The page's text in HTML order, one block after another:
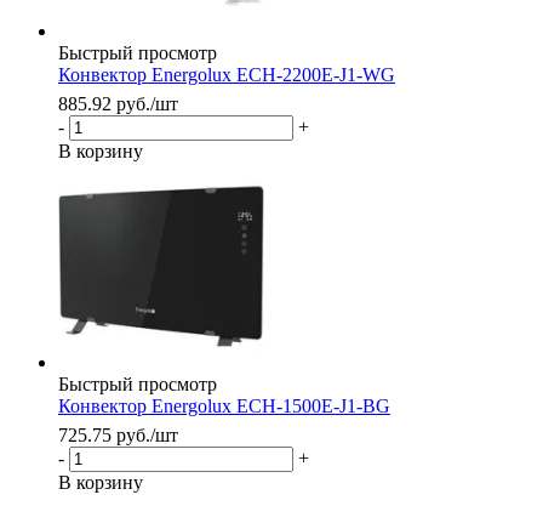
Быстрый просмотр
Конвектор Energolux ECH-2200E-J1-WG
885.92 руб./шт
-
+
В корзину
Быстрый просмотр
Конвектор Energolux ECH-1500E-J1-BG
725.75 руб./шт
-
+
В корзину